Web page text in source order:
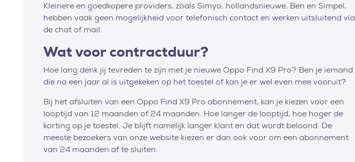
Kleinere en goedkopere providers, zoals Simyo, hollandsnieuwe, Ben en Simpel,
hebben vaak geen mogelijkheid voor telefonisch contact en werken uitsluitend via
de chat of mail.
Wat voor contractduur?
Hoe lang denk jij tevreden te zijn met je nieuwe Oppo Find X9 Pro? Ben je iemand
die na een jaar al is uitgekeken op het toestel of kan je er wel even mee vooruit?
Bij het afsluiten van een Oppo Find X9 Pro abonnement, kan je kiezen voor een
looptijd van 12 maanden of 24 maanden. Hoe langer de looptijd, hoe hoger de
korting op je toestel. Je blijft namelijk langer klant en dat wordt beloond. De
meeste bezoekers van onze website kiezen er dan ook voor om een abonnement
van 24 maanden af te sluiten.